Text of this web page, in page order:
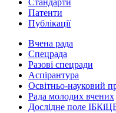
Стандарти
Патенти
Публікації
Вчена рада
Спецрада
Разові спецради
Аспірантура
Освітньо-науковий
Рада молодих вчених
Дослідне поле